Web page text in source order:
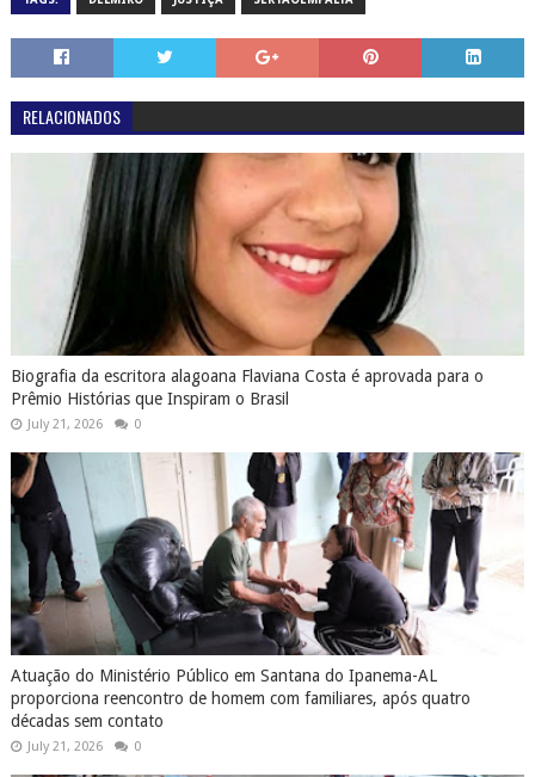
RELACIONADOS
Biografia da escritora alagoana Flaviana Costa é aprovada para o
Prêmio Histórias que Inspiram o Brasil
July 21, 2026 0
Atuação do Ministério Público em Santana do Ipanema-AL
proporciona reencontro de homem com familiares, após quatro
décadas sem contato
July 21, 2026 0